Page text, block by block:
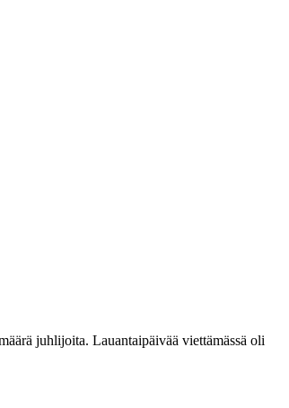
juhlijoita. Lauantaipäivää viettämässä oli